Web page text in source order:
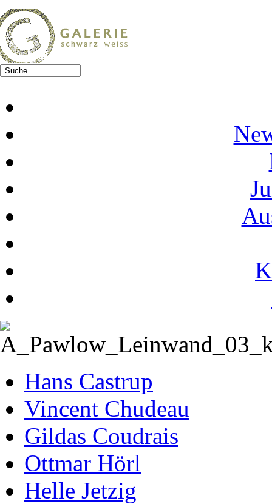
Hans Castrup
Vincent Chudeau
Gildas Coudrais
Ottmar Hörl
Helle Jetzig